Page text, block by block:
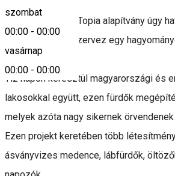
szombat
00:00 - 00:00
vasárnap
00:00 - 00:00
2009-ben az Ars Topia alapítvány úgy
Borszéken megszervez egy
kalákát.
Tíz napon keresztül magyarországi és
lakosokkal együtt, ezen fürdők
melyek azóta nagy sikernek
Ezen projekt keretében több
ásványvizes medence, lábfürdők,